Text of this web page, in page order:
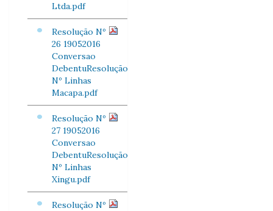
Ltda.pdf
Resolução Nº
26 19052016
Conversao
DebentuResolução
Nº Linhas
Macapa.pdf
Resolução Nº
27 19052016
Conversao
DebentuResolução
Nº Linhas
Xingu.pdf
Resolução Nº